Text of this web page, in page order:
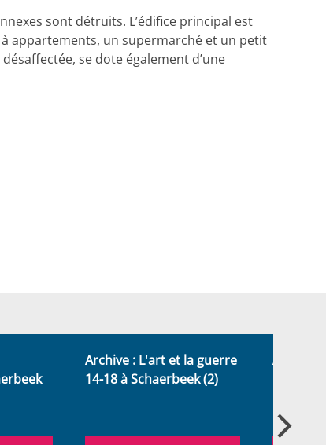
sont détruits. L’édifice principal est
appartements, un supermarché et un petit
se dote également d’une
Archive : L'art et la guerre
14-18 à Schaerbeek (2)
Archive